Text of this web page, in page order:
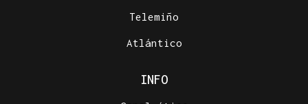
Telemiño
Atlántico
INFO